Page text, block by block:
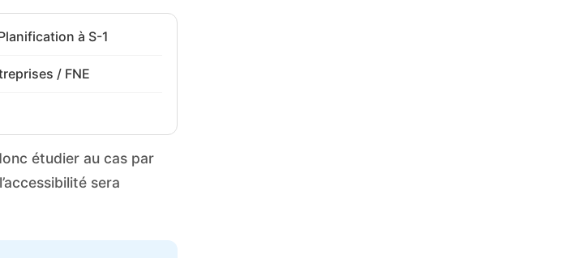
à S-1
/ FNE
étudier au cas par
sera